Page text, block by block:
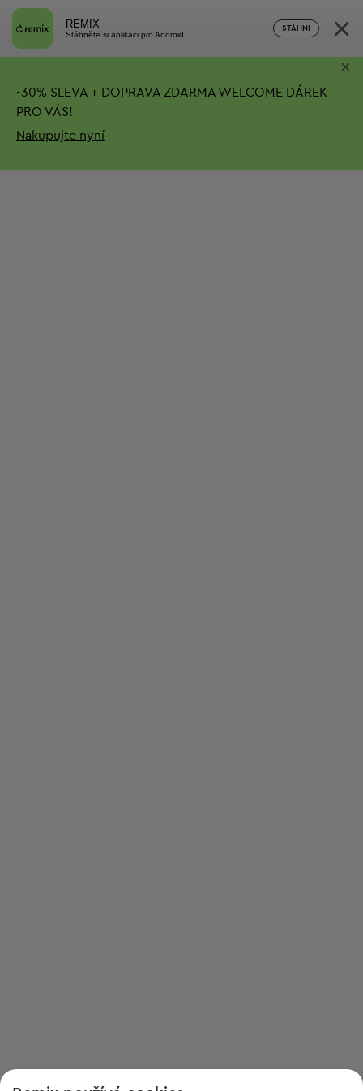
REMIX
Stáhněte si aplikaci pro Android
STÁHNI ×
-30% SLEVA + DOPRAVA ZDARMA WELCOME DÁREK
PRO VÁS!
Nakupujte nyní
×